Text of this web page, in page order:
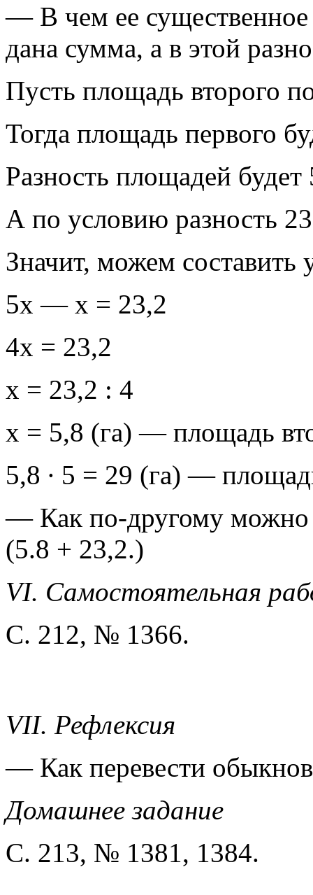
— В чем ее существенное
дана сумма, а в этой
Пусть площадь второго
Тогда площадь первого
Разность площадей
А по условию разность
Значит, можем составить
5х — х = 23,2
4х = 23,2
х = 23,2 : 4
х = 5,8 (га) — площадь
5,8 ∙ 5 = 29 (га) —
— Как по-другому можно
(5.8 + 23,2.)
VI. Самостоятельная
С. 212, № 1366.
VII. Рефлексия
— Как перевести
Домашнее задание
С. 213, № 1381, 1384.